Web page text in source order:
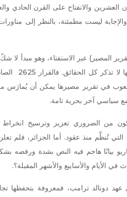
العشرين والانفتاح على القرن
ليست مطمئنة، بالنظر إلى
المصير) عبر الاستفتاء، وهو مبدأ لا
ليس
في تقرير مصيرها يمكن أن يُمارَس من
سياسي آخر بحرية تامة.
من الضروري تعزيز وترسيخ
بيانًا هاجم فيه النص بشدة ورفضه
الأيام والأسابيع والأشهر المقبلة؟.
عهد دونالد ترامب، فمعروفة بتحفظها